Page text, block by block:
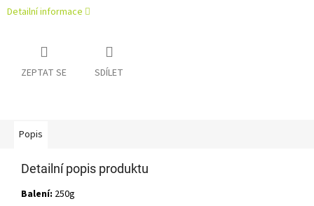
Detailní informace
ZEPTAT SE SDÍLET
Popis
Detailní popis produktu
Balení: 250g